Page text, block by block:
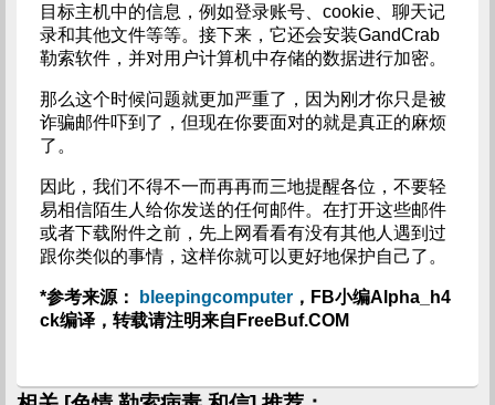
目标主机中的信息，例如登录账号、cookie、聊天记
录和其他文件等等。接下来，它还会安装GandCrab
勒索软件，并对用户计算机中存储的数据进行加密。
那么这个时候问题就更加严重了，因为刚才你只是被
诈骗邮件吓到了，但现在你要面对的就是真正的麻烦
了。
因此，我们不得不一而再再而三地提醒各位，不要轻
易相信陌生人给你发送的任何邮件。在打开这些邮件
或者下载附件之前，先上网看看有没有其他人遇到过
跟你类似的事情，这样你就可以更好地保护自己了。
*参考来源： bleepingcomputer，FB小编Alpha_h4
ck编译，转载请注明来自FreeBuf.COM